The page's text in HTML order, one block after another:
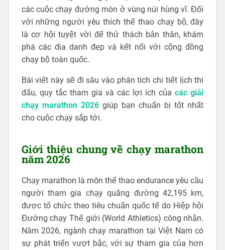
các cuộc chạy đường mòn ở vùng núi hùng vĩ. Đối
với những người yêu thích thể thao chạy bộ, đây
là cơ hội tuyệt vời để thử thách bản thân, khám
phá các địa danh đẹp và kết nối với cộng đồng
chạy bộ toàn quốc.
Bài viết này sẽ đi sâu vào phân tích chi tiết lịch thi
đấu, quy tắc tham gia và các lợi ích củacác giải
chạy marathon 2026giúp bạn chuẩn bị tốt nhất
cho cuộc chạy sắp tới.
Giới thiệu chung về chạy marathon
năm 2026
Chạy marathon là môn thể thao endurance yêu cầu
người tham gia chạy quãng đường 42,195 km,
được tổ chức theo tiêu chuẩn quốc tế do Hiệp hội
Đường chạy Thế giới (World Athletics) công nhận.
Năm 2026, ngành chạy marathon tại Việt Nam có
sự phát triển vượt bậc, với sự tham gia của hơn